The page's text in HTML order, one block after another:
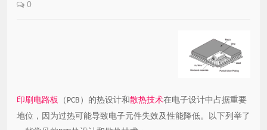
0
印刷电路板 （ PCB ）的热设计和散热技术在电子设计中占据重要
地位，因为过热可能导致电子元件失效及性能降低。以下列举了